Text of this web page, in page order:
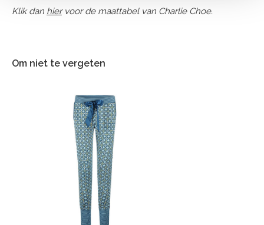
Klik dan hiervoor de maattabel van Charlie Choe.
Om niet te vergeten